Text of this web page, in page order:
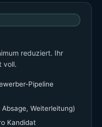
reduziert. Ihr
voll.
Pipeline
Weiterleitung)
Kandidat